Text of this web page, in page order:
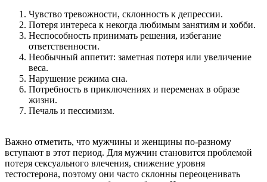
Чувство тревожности, склонность к депрессии.
Потеря интереса к некогда любимым занятиям и хобби.
Неспособность принимать решения, избегание
ответственности.
Необычный аппетит: заметная потеря или увеличение
веса.
Нарушение режима сна.
Потребность в приключениях и переменах в образе
жизни.
Печаль и пессимизм.
Важно отметить, что мужчины и женщины по-разному
вступают в этот период. Для мужчин становится проблемой
потеря сексуального влечения, снижение уровня
тестостерона, поэтому они часто склонны переоценивать